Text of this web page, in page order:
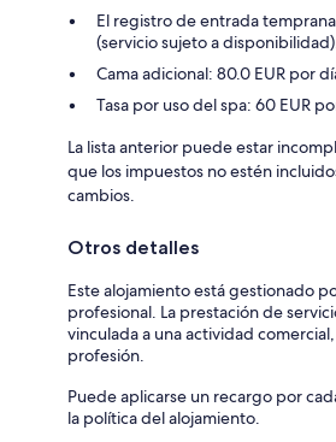
El registro de entrada
(servicio sujeto a
Cama adicional: 80.0 EUR por
Tasa por uso del spa: 60 EUR
La lista anterior puede estar
que los impuestos no estén
cambios.
Otros detalles
Este alojamiento está gestionado
profesional. La prestación de
vinculada a una actividad
profesión.
Puede aplicarse un recargo por
la política del alojamiento.